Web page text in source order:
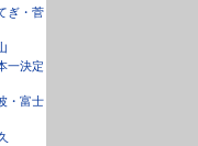
ぎ・菅
一決定
・富士